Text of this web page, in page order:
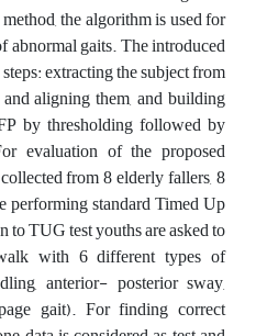
the algorithm is used for
gaits. The introduced
extracting the subject from
aligning them, and building
by thresholding followed by
evaluation of the proposed
from 8 elderly fallers, 8
standard Timed Up
TUG test youths are asked to
with 6 different types of
anterior- posterior sway,
gait). For finding correct